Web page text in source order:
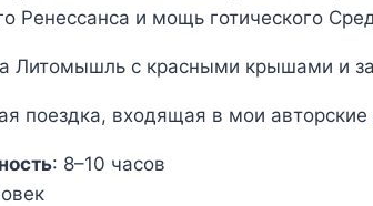
Ренессанса и мощь готического
поездка, входящая в мои авторские
: 8–10 часов